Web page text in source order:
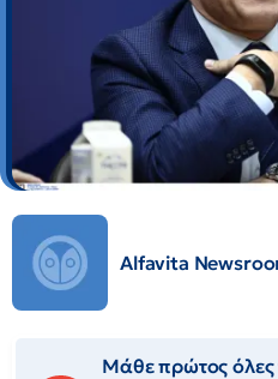
Alfavita
Μάθε πρώτος όλες